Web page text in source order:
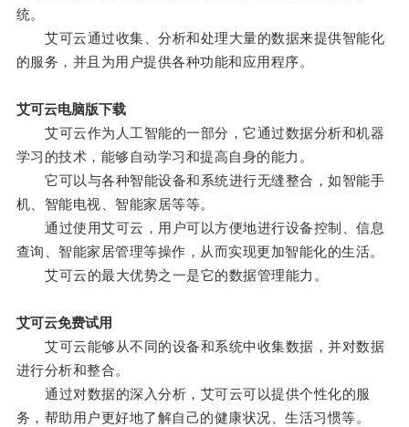
统。
艾可云通过收集、分析和处理大量的数据来提供智能化
的服务，并且为用户提供各种功能和应用程序。
艾可云电脑版下载
艾可云作为人工智能的一部分，它通过数据分析和机器
学习的技术，能够自动学习和提高自身的能力。
它可以与各种智能设备和系统进行无缝整合，如智能手
机、智能电视、智能家居等等。
通过使用艾可云，用户可以方便地进行设备控制、信息
查询、智能家居管理等操作，从而实现更加智能化的生活。
艾可云的最大优势之一是它的数据管理能力。
艾可云免费试用
艾可云能够从不同的设备和系统中收集数据，并对数据
进行分析和整合。
通过对数据的深入分析，艾可云可以提供个性化的服
务，帮助用户更好地了解自己的健康状况、生活习惯等。